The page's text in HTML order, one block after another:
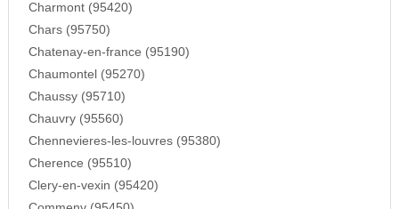
Charmont (95420)
Chars (95750)
Chatenay-en-france (95190)
Chaumontel (95270)
Chaussy (95710)
Chauvry (95560)
Chennevieres-les-louvres (95380)
Cherence (95510)
Clery-en-vexin (95420)